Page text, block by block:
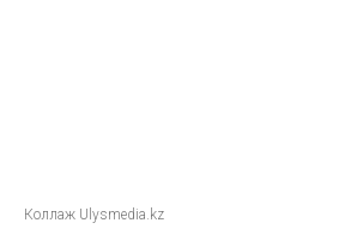
Коллаж Ulysmedia.kz